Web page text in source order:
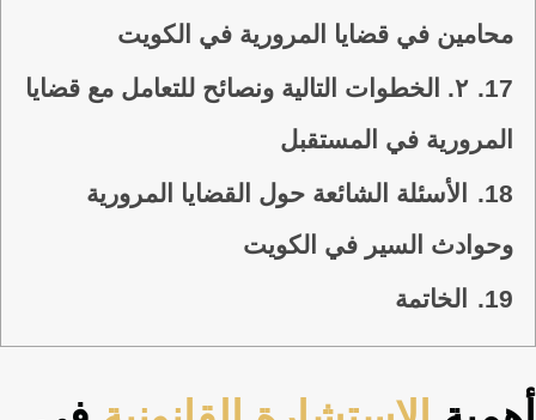
محامين في قضايا المرورية في الكويت
17.
٢. الخطوات التالية ونصائح للتعامل مع قضايا
المرورية في المستقبل
18.
الأسئلة الشائعة حول القضايا المرورية
وحوادث السير في الكويت
19.
الخاتمة